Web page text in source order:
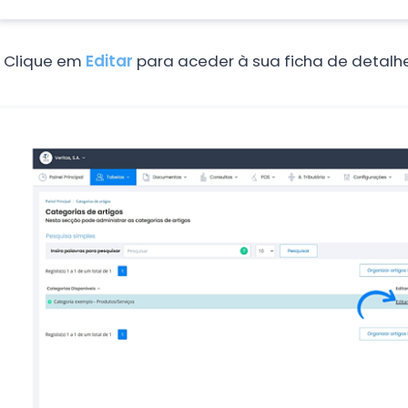
Clique em Editar para aceder à sua ficha de